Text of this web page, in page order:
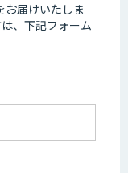
お届けいたしま
、下記フォーム